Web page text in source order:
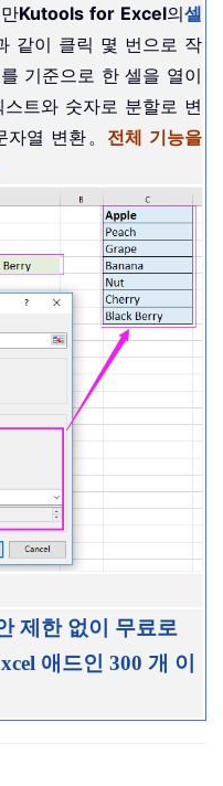
Kutools for Excel의셀
같이 클릭 몇 번으로 작
기준으로 한 셀을 열이
트와 숫자로 분할로 변
열 변환。 전체 기능을
제한 없이 무료로
애드인 300 개 이